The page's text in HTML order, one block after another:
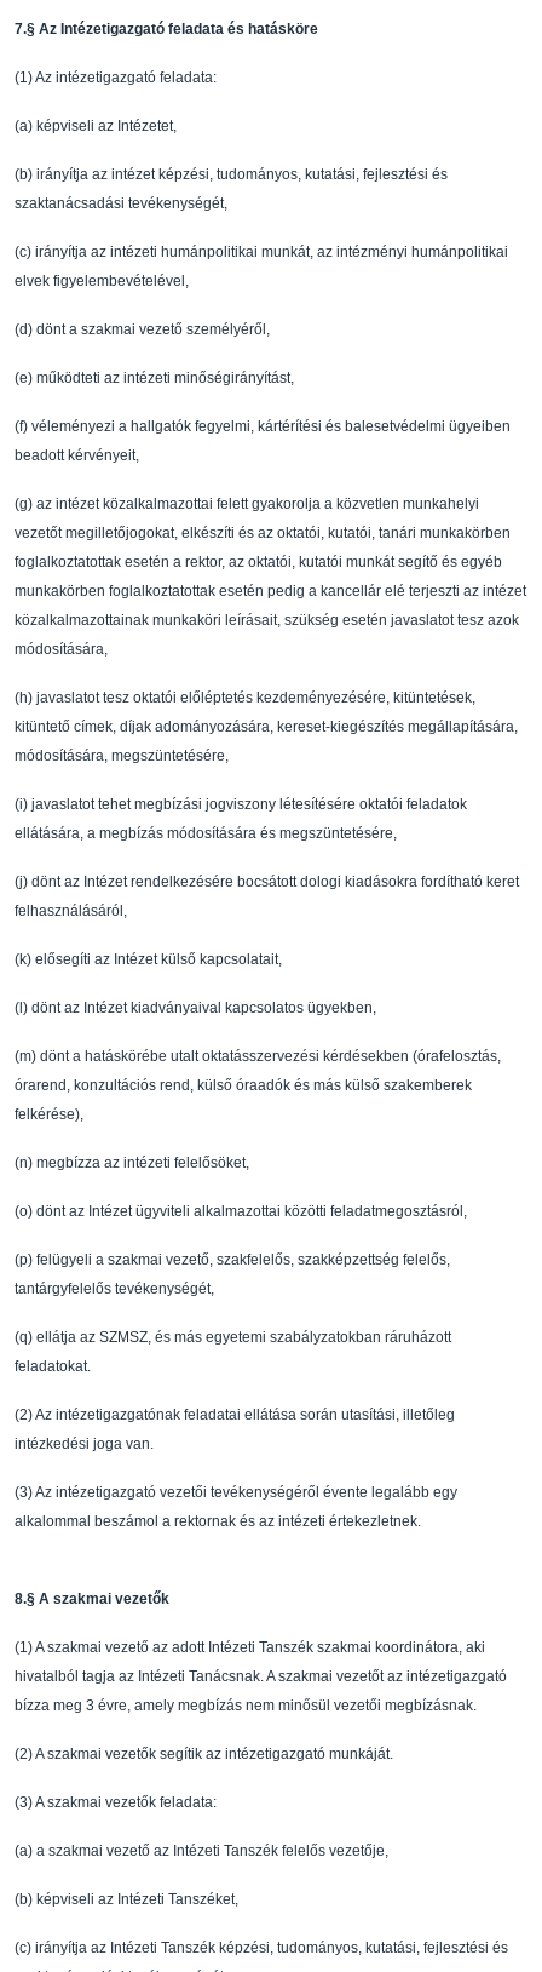
7.§ Az Intézetigazgató feladata és hatásköre
(1)Az intézetigazgató feladata:
(a) képviseli az Intézetet,
(b) irányítja az intézet képzési, tudományos, kutatási, fejlesztési és
szaktanácsadási tevékenységét,
(c) irányítja az intézeti humánpolitikai munkát, az intézményi humánpolitikai
elvek figyelembevételével,
(d) dönt a szakmai vezető személyérő l,
(e) mű ködteti az intézeti minőségirányítást,
(f) véleményezi a hallgatók fegyelmi, kártérítési és ba lesetvédelmi ügyeiben
beadott kérvényeit,
(g) az intézet közalkalmazottai felett gyakorolja a közvetlen munkahelyi
vezetőt megilletőjogokat, elkészíti és az oktatói, kutatói, tanári munkakörben
foglalkoztatottak esetén a rektor, az oktatói, kutatói munkát segítő és egyéb
munkakörben foglalkoztatottak esetén pedig a kancellár elé terjeszti az intézet
közalkalmazottainak munkaköri leírásait, szükség esetén javaslatot tesz azok
módosítására,
(h) javaslatot tesz oktatói el ő léptetés kezdeményezésére, kitüntetések,
kitüntető címek, díjak adományozására, kereset-kiegészítés megállapítására,
módosítására, megszüntetésére,
(i) javaslatot tehet megbízási jogviszony létesítésére oktatói feladatok
ellátására, a megbízás módosítására és megszüntetésére,
(j) dönt az Intézet rendelkezésére bocsátott dologi kiadásokra fordítható keret
felhasználásáról,
(k) el ősegíti az Intézet külső kapcsolatait,
(l) dönt az Intézet kiadványaival kapcsolatos ügyekben,
(m) dönt a hatáskörébe utalt oktatásszervezési kérdésekben (órafelosztás,
órarend, konzultációs rend, külső óraadók és más külső szakemberek
felkérése),
(n) megbízza az intézeti felel ősöket,
(o) dönt az Intézet ügyviteli alkalmazottai közötti fel adatmegosztásról,
(p) felügyeli a szakmai vezető, szakfelel ős, szakképzettség felel ős,
tantárgyfelel ős tevékenységét,
(q) ellátja az SZMSZ, és más egyetemi szabályzatokban ráruházott
feladatokat.
(2)Az intézetigazgatónak feladatai ellátása során utasítási, illető leg
intézkedési joga van.
(3)Az intézetigazgató vezetői tevékenységérő l évente legalább egy
alkalommal beszámol a rektornak és az intézeti értekezletnek.
8.§ A szakmai vezetők
(1)A szakmai vezető az adott Intézeti Tanszék szakmai koordinátora, aki
hivatalból tagja az Intézeti Tanácsnak. A szakmai vezetőt az intézetigazgató
bízza meg 3 évre, amely megbízás nem minősül vezetői megbízásnak.
(2)A szakmai vezetők segítik az intézetigazgató munkáját.
(3)A szakmai vezetők feladata:
(a) a szakmai vezető az Intézeti Tanszék felel ős vezetője,
(b) képviseli az Intézeti Tanszéket,
(c) irányítja az Intézeti Tanszék képzési, tudományos, kutatási, fejlesztési és